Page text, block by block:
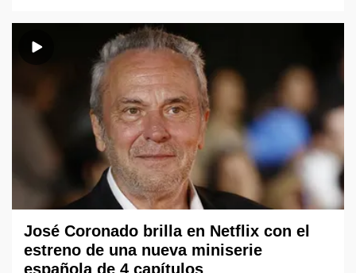
José Coronado brilla en Netflix con el
estreno de una nueva miniserie
española de 4 capítulos